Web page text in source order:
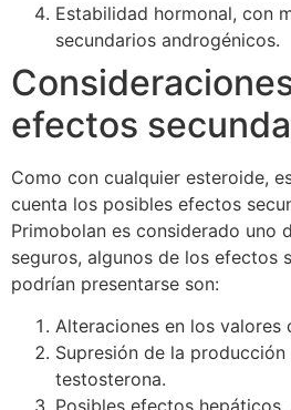
Estabilidad hormonal, con
secundarios androgénicos.
efectos
Como con cualquier esteroide,
cuenta los posibles efectos
Primobolan es considerado uno
seguros, algunos de los efectos
podrían presentarse son:
Alteraciones en los valores
Supresión de la
testosterona.